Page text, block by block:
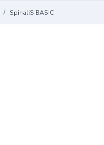
SpinaliS BASIC